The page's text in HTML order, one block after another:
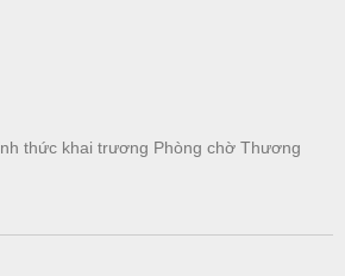
thức khai trương Phòng chờ Thương